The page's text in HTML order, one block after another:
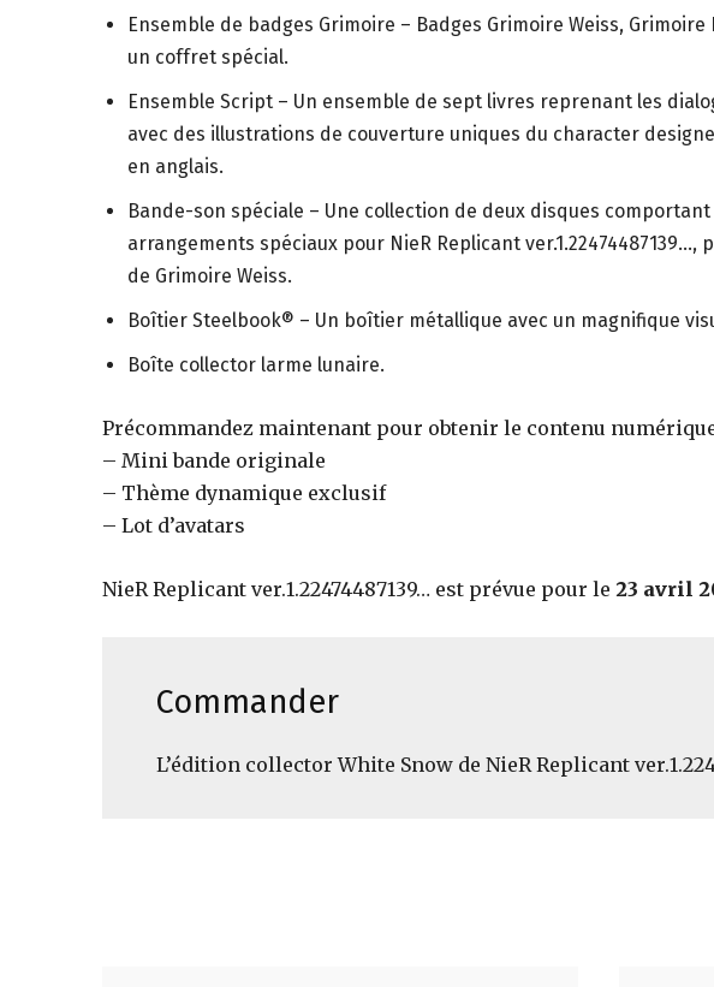
Ensemble de badges Grimoire – Badges Grimoire Weiss,
un coffret spécial.
Ensemble Script – Un ensemble de sept livres reprenant les
avec des illustrations de couverture uniques du character
en anglais.
Bande-son spéciale – Une collection de deux disques
arrangements spéciaux pour NieR Replicant
de Grimoire Weiss.
Boîtier Steelbook® – Un boîtier métallique avec un magnifique
Boîte collector larme lunaire.
Précommandez maintenant pour obtenir le contenu
– Mini bande originale
– Thème dynamique exclusif
– Lot d’avatars
NieR Replicant ver.1.22474487139… est prévue pour le 23 avril
Commander
L’édition collector White Snow de NieR Replicant